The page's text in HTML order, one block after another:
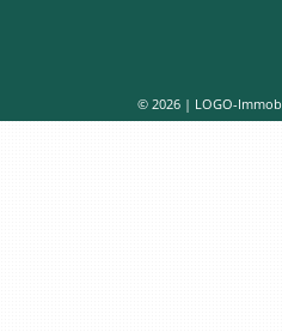
© 2026 | LOGO-